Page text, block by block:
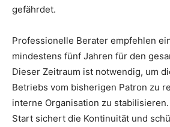
gefährdet.
Professionelle Berater empfehlen
mindestens fünf Jahren für den
Dieser Zeitraum ist notwendig, um
Betriebs vom bisherigen Patron zu
interne Organisation zu
Start sichert die Kontinuität und